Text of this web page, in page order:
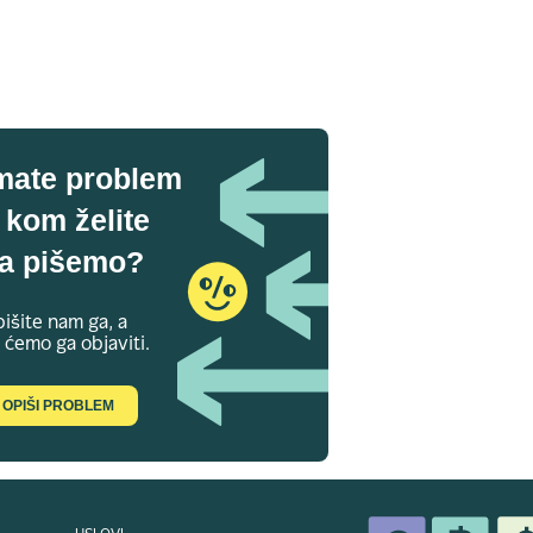
problem
kom želite
pišemo?
nam ga, a
ćemo ga objaviti.
OPIŠI PROBLEM